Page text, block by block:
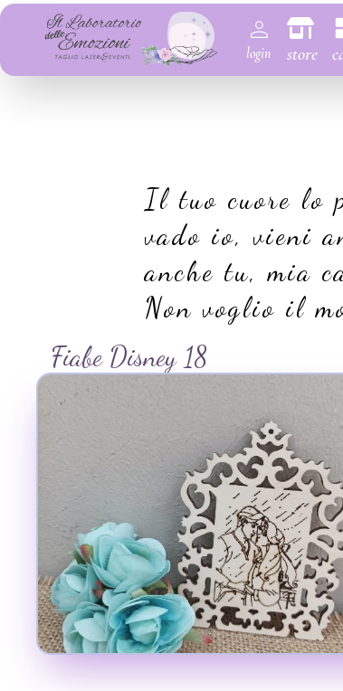
login store
Il tuo cuore lo
vado io, vieni
anche tu, mia
Non voglio il
Fiabe Disney 18